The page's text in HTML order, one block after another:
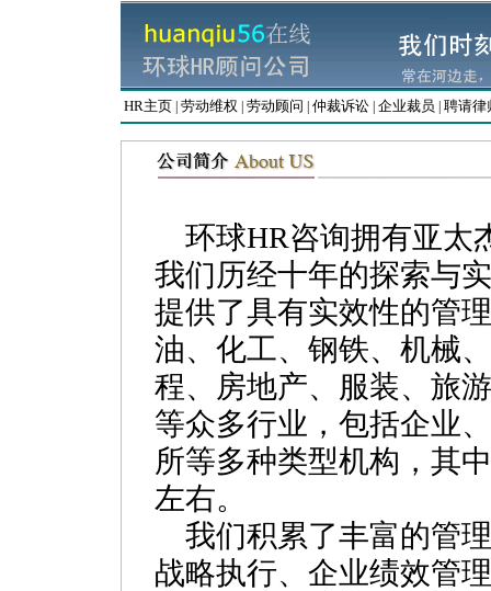
HR主页 劳动维权 劳动顾问 仲裁诉讼 企业裁员 聘请律
环球HR咨询拥有亚太
我们历经十年的探索与
提供了具有实效性的管
油、化工、钢铁、机械
程、房地产、服装、旅
等众多行业，包括企业
所等多种类型机构，其
左右。
我们积累了丰富的管
战略执行、企业绩效管